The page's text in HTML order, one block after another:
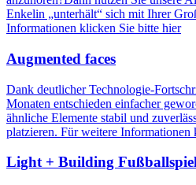
Enkelin „unterhält“ sich mit Ihrer
Informationen klicken Sie bitte hier
Augmented faces
Dank deutlicher Technologie-
Monaten entschieden einfacher
ähnliche Elemente stabil und
platzieren. Für weitere Informationen
Light + Building